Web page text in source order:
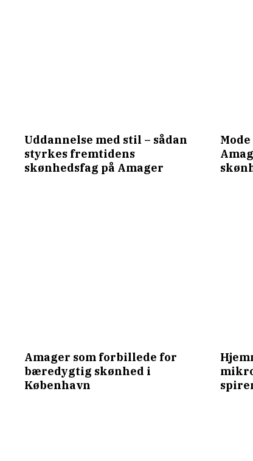
Uddannelse med stil – sådan
styrkes fremtidens
skønhedsfag på Amager
Amager som forbillede for
bæredygtig skønhed i
København